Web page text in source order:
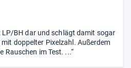
LP/BH dar und schlägt damit sogar
doppelter Pixelzahl. Außerdem
Rauschen im Test. ...“